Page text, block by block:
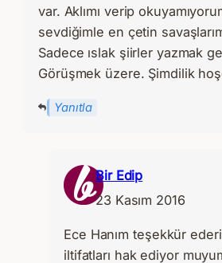
var. Aklımı verip
sevdiğimle en çetin
Sadece ıslak şiirler yazmak
Görüşmek üzere. Şimdilik
Yanıtla
Bir Edip
23 Kasım 2016
Ece Hanım teşekkür
iltifatları hak ediyor